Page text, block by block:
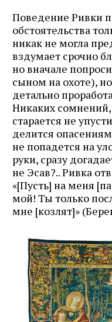
Поведение Ривки
обстоятельства
никак не могла
вздумает срочно
но вначале
сыном на охоте),
детально
Никаких
старается не
делится
не попадется на
руки, сразу
не Эсав?.. Ривка
«[Пусть] на меня
мой! Ты только
мне [козлят]»